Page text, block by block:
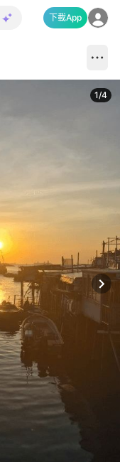
下載App
1/4